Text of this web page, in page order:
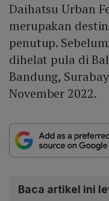
Daihatsu Urban
merupakan
penutup.
dihelat pula di
Bandung,
November 2022.
Baca artikel ini